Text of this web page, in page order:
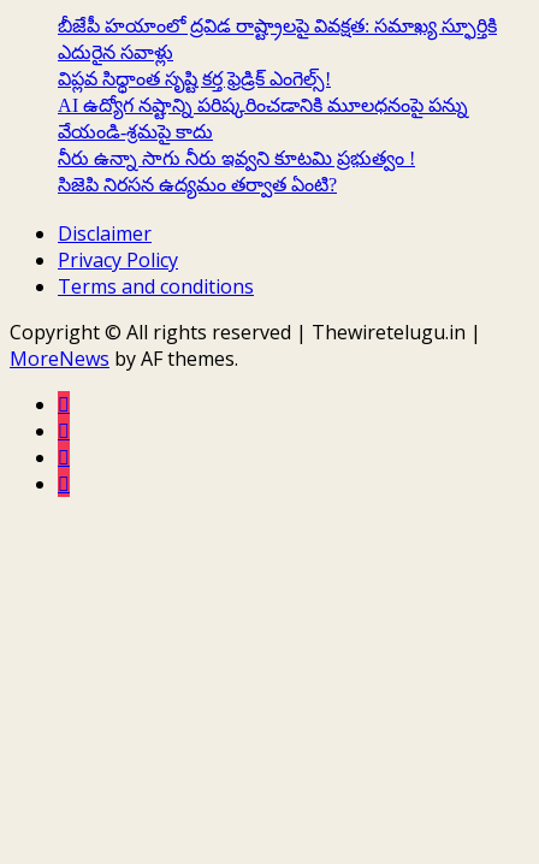
అంట
కాగేందుకు
భారత్‌
ఆతృత
!
బీజేపీ హయాంలో ద్రవిడ రాష్ట్రాలపై వివక్షత: సమాఖ్య స్ఫూర్తికి
ఎదురైన సవాళ్లు
విప్లవ సిధ్ధాంత సృష్టి కర్త ఫ్రెడ్రిక్ ఎంగెల్స్!
AI ఉద్యోగ నష్టాన్ని పరిష్కరించడానికి మూలధనంపై పన్ను
వేయండి-శ్రమపై కాదు
నీరు ఉన్నా సాగు నీరు ఇవ్వని కూటమి ప్రభుత్వం !
సిజెపి నిరసన ఉద్యమం తర్వాత ఏంటి?
Disclaimer
Privacy Policy
Terms and conditions
Copyright © All rights reserved | Thewiretelugu.in |
MoreNews by AF themes.